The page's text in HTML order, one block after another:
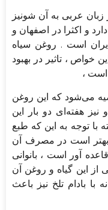
عربی به آن شونیز
و اکثرا در اصفهان و
است . روغن سیاه
خواص ، تاثیر در بهبود
است ،
می‌شود که این روغن
هفته‌ای دو بار این
با توجه به این که طبع
بهتر است در مصرف آن
آور است ، بانوانی
از این گیاه و روغن آن
با بادام تلخ نیز باعث